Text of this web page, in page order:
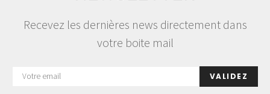
Recevez les dernières news directement dans
votre boite mail
VALIDEZ